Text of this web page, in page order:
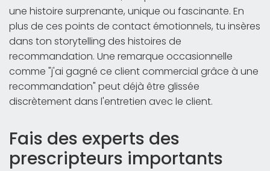
une histoire surprenante, unique ou fascinante. En
plus de ces points de contact émotionnels, tu insères
dans ton storytelling des histoires de
recommandation. Une remarque occasionnelle
comme "j'ai gagné ce client commercial grâce à une
recommandation" peut déjà être glissée
discrètement dans l'entretien avec le client.
Fais des experts des
prescripteurs importants